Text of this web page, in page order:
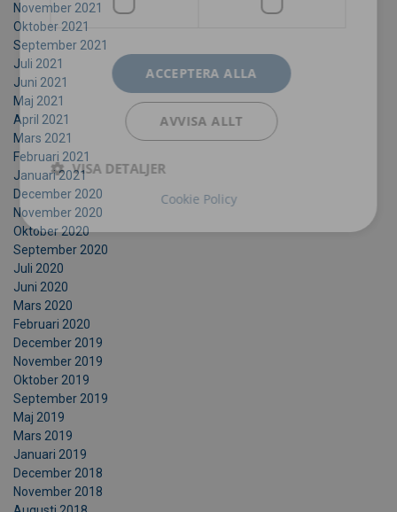
November 2021
Oktober 2021
September 2021
Juli 2021
Juni 2021
Maj 2021
April 2021
Mars 2021
Februari 2021
Januari 2021
December 2020
November 2020
Oktober 2020
September 2020
Juli 2020
Juni 2020
Mars 2020
Februari 2020
December 2019
November 2019
Oktober 2019
September 2019
Maj 2019
Mars 2019
Januari 2019
December 2018
November 2018
ACCEPTERA ALLA
AVVISA ALLT
VISA DETALJER
Cookie Policy